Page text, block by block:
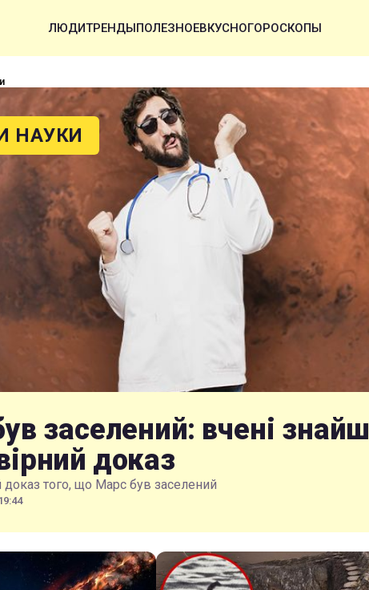
ЛЮДИТРЕНДЫПОЛЕЗНОЕВКУСНОГОРОСКОПЫ
НАУКИ
заселений: вчені
доказ
того, що Марс був заселений